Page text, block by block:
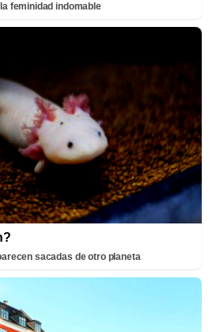
feminidad indomable
sacadas de otro planeta